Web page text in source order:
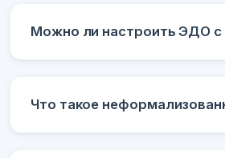
Можно ли настроить ЭДО
Что такое